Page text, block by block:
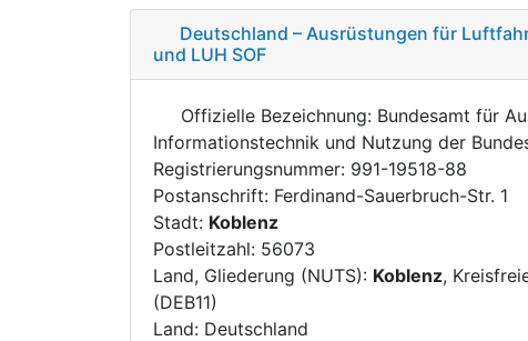
Deutschland – Ausrüstungen für
und LUH SOF
Offizielle Bezeichnung: Bundesamt für
Informationstechnik und Nutzung der
Registrierungsnummer: 991-19518-88
Postanschrift: Ferdinand-Sauerbruch-Str. 1
Stadt: Koblenz
Postleitzahl: 56073
Land, Gliederung (NUTS): Koblenz,
(DEB11)
Land: Deutschland